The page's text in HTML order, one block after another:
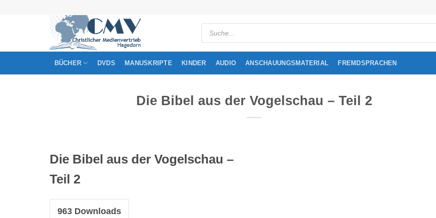
Products
search
BÜCHER DVDS MANUSKRIPTE KINDER AUDIO ANSCHAUUNGSMATERIAL FREMDSPRACHEN
Die Bibel aus der Vogelschau – Teil 2
Die Bibel aus der Vogelschau –
Teil 2
963 Downloads